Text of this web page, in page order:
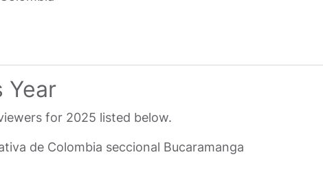
Year
for 2025 listed below.
de Colombia seccional Bucaramanga